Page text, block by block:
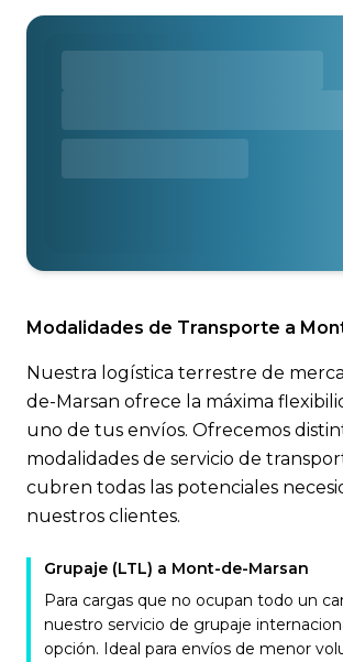
Modalidades de Transporte a
Nuestra logística terrestre de
de-Marsan ofrece la máxima
uno de tus envíos. Ofrecemos
modalidades de servicio de
cubren todas las potenciales
nuestros clientes.
Grupaje (LTL) a Mont-de-Marsan
Para cargas que no ocupan todo un
nuestro servicio de grupaje
opción. Ideal para envíos de menor